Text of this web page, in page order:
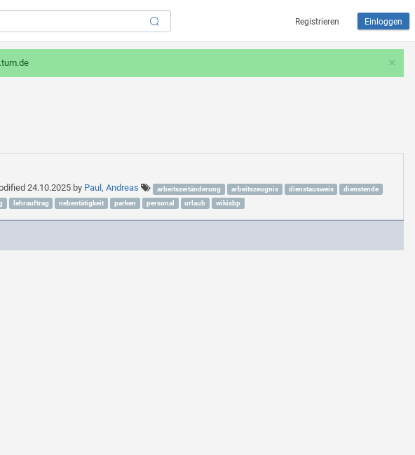
Registrieren Einloggen
×
24.10.2025 by Paul, Andreas arbeitszeitänderung arbeitszeugnis dienstausweis
dienstende
lehrauftrag nebentätigkeit parken personal urlaub wikisbp